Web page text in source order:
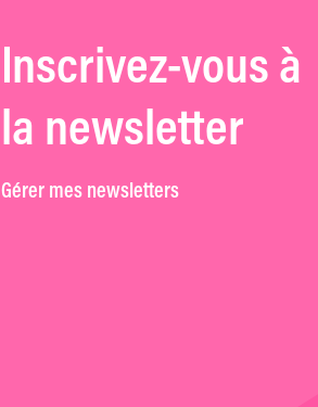
Inscrivez-vous à
la newsletter
Gérer mes newsletters